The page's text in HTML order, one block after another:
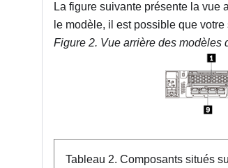
La figure suivante présente la vue
le modèle, il est possible que
Figure 2. Vue arrière des modèles
Tableau 2. Composants situés